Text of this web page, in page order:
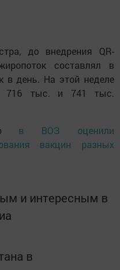
до внедрения QR-
составлял в
в день. На этой неделе
716 тыс. и 741 тыс.
в ВОЗ оценили
вакцин разных
и интересным в
в